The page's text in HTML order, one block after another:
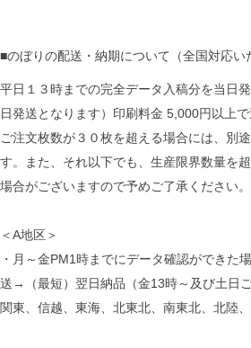
■のぼりの配送・納期について（全国対応い
平日１３時までの完全データ入稿分を当日
日発送となります）印刷料金 5,000円以上
ご注文枚数が３０枚を超える場合には、別
す。また、それ以下でも、生産限界数量を
場合がございますので予めご了承ください。
＜A地区＞
・月～金PM1時までにデータ確認ができ
送→（最短）翌日納品（金13時～及び土日
関東、信越、東海、北東北、南東北、北陸